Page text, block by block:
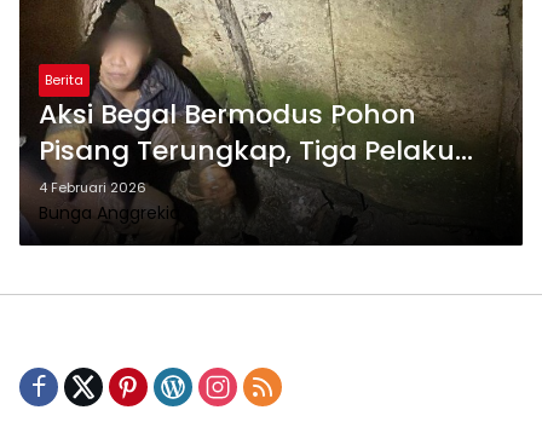
Berita
Aksi Begal Bermodus Pohon
Pisang Terungkap, Tiga Pelaku
Nyaris Dihakimi Massa di Garut
4 Februari 2026
Bunga Anggrekia